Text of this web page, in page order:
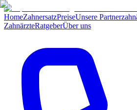
HomeZahnersatzPreiseUnsere
ZahnärzteRatgeberÜber uns